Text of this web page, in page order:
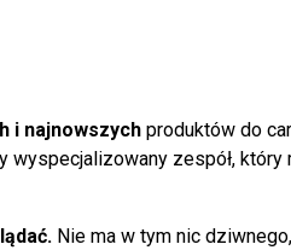
i najnowszych produktów do
zespół, który
Nie ma w tym nic